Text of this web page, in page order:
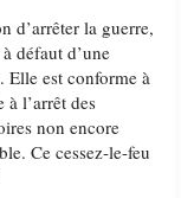
d’arrêter la guerre,
défaut d’une
Elle est conforme à
l’arrêt des
non encore
Ce cessez-le-feu